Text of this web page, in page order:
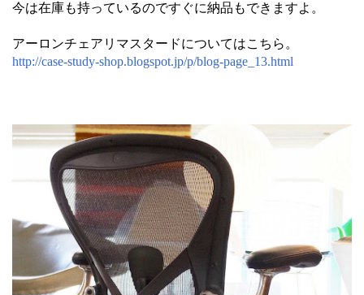
今は在庫も持っているのですぐに納品もできますよ。
アーロンチェアリマスタードについてはこちら。
http://case-study-shop.blogspot.jp/p/blog-page_13.html